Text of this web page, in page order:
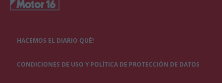
HACEMOS EL DIARIO QUÉ!
CONDICIONES DE USO Y POLÍTICA DE PROTECCIÓN DE DATOS